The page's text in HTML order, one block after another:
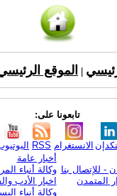
الموقع
تابعونا على:
RSS الانستغرام
- للإتصال بنا
المتمدن
أخبار عامة
وكالة أنباء
اخبار الأدب
وكالة أنباء